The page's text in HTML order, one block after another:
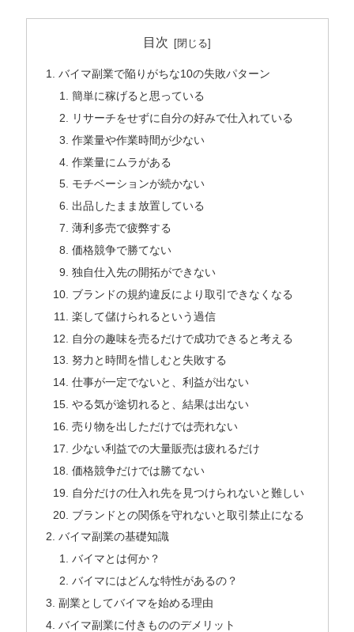
目次
バイマ副業で陥りがちな10の失敗パターン
簡単に稼げると思っている
リサーチをせずに自分の好みで仕入れている
作業量や作業時間が少ない
作業量にムラがある
モチベーションが続かない
出品したまま放置している
薄利多売で疲弊する
価格競争で勝てない
独自仕入先の開拓ができない
ブランドの規約違反により取引できなくなる
楽して儲けられるという過信
自分の趣味を売るだけで成功できると考える
努力と時間を惜しむと失敗する
仕事が一定でないと、利益が出ない
やる気が途切れると、結果は出ない
売り物を出しただけでは売れない
少ない利益での大量販売は疲れるだけ
価格競争だけでは勝てない
自分だけの仕入れ先を見つけられないと難しい
ブランドとの関係を守れないと取引禁止になる
バイマ副業の基礎知識
バイマとは何か？
バイマにはどんな特性があるの？
副業としてバイマを始める理由
バイマ副業に付きもののデメリット